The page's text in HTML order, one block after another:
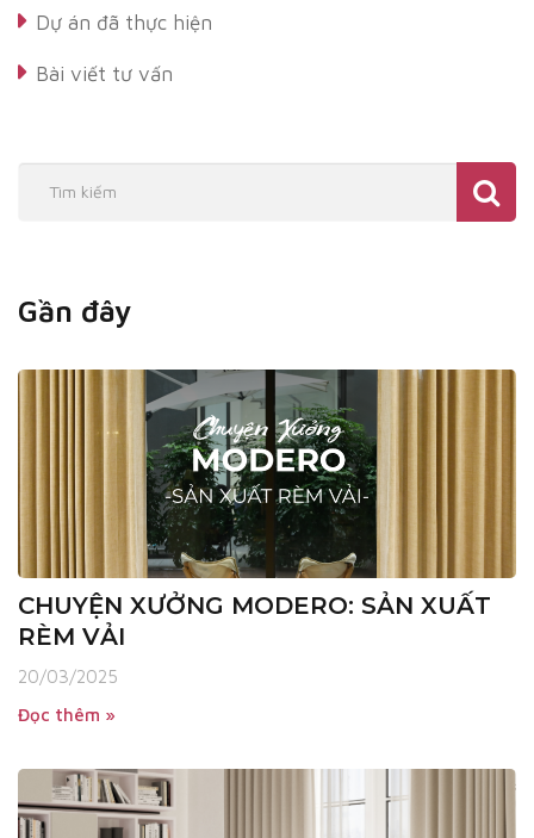
Dự án đã thực hiện
Bài viết tư vấn
Gần đây
CHUYỆN XƯỞNG MODERO: SẢN XUẤT
RÈM VẢI
20/03/2025
Đọc thêm »